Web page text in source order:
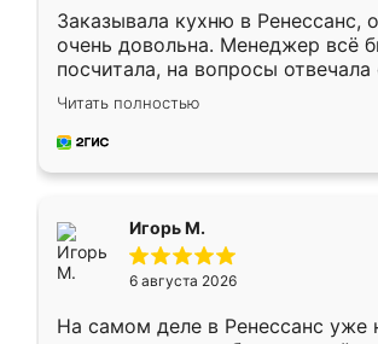
Заказывала кухню в Ренессанс,
очень довольна. Менеджер всё
посчитала, на вопросы отвечала
Замерщик приехал в субботу,
делу со всей ответственностью.
за день, ребята работали
Читать полностью
Игорь М.
6 августа 2026
На самом деле в Ренессанс уже